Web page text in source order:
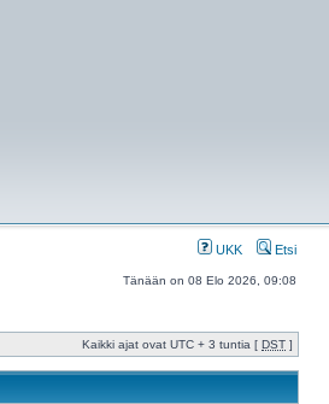
UKK Etsi
Tänään on 08 Elo 2026, 09:08
Kaikki ajat ovat UTC + 3 tuntia [ DST ]